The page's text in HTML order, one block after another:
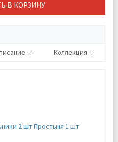
В КОРЗИНУ
Коллекция
2 шт Простыня 1 шт